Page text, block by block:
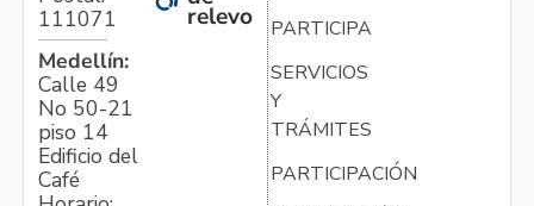
111071
Medellín:
Calle 49
No 50-21
piso 14
Edificio del
Café
relevo
PARTICIPA
SERVICIOS
Y
TRÁMITES
PARTICIPACIÓN